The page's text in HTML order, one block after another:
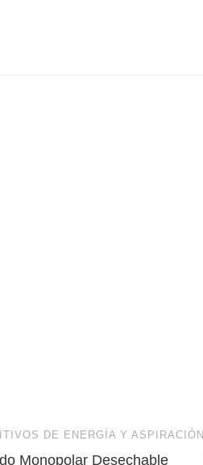
DE ENERGÍA Y ASPIRACIÓN
Monopolar Desechable